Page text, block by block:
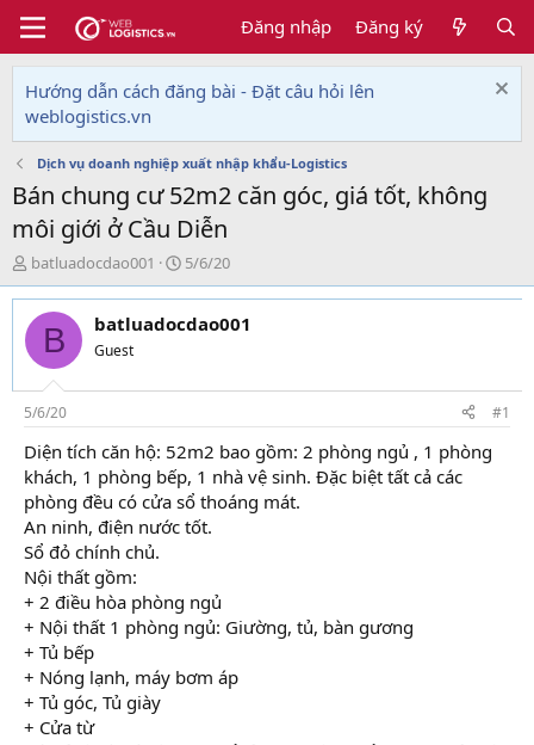
Đăng nhập Đăng ký
Hướng dẫn cách đăng bài - Đặt câu hỏi lên
weblogistics.vn
Dịch vụ doanh nghiệp xuất nhập khẩu-Logistics
Bán chung cư 52m2 căn góc, giá tốt, không
môi giới ở Cầu Diễn
T
h
r
e
d
s
t
a
r
t
e
r
batluadocdao001
N
g
à
y
i
5/6/20
B batluadocdao001
Guest
5/6/20 #1
Diện tích căn hộ: 52m2 bao gồm: 2 phòng ngủ , 1 phòng
khách, 1 phòng bếp, 1 nhà vệ sinh. Đặc biệt tất cả các
phòng đều có cửa sổ thoáng mát.
An ninh, điện nước tốt.
Sổ đỏ chính chủ.
Nội thất gồm:
+ 2 điều hòa phòng ngủ
+ Nội thất 1 phòng ngủ: Giường, tủ, bàn gương
+ Tủ bếp
+ Nóng lạnh, máy bơm áp
+ Tủ góc, Tủ giày
+ Cửa từ